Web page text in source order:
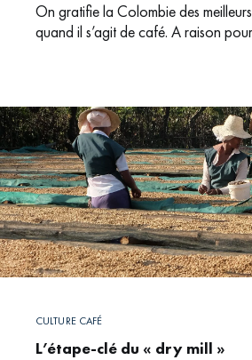
On gratifie la Colombie des
quand il s’agit de café. A raison
CULTURE CAFÉ
L’étape-clé du « dry mill »